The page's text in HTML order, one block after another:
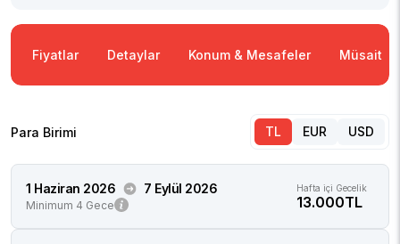
Fiyatlar Detaylar Konum & Mesafeler Müsaitlik
Para Birimi TL EUR USD
1 Haziran 2026 7 Eylül 2026
Minimum 4 Gece
Hafta içi Gecelik
13.000TL